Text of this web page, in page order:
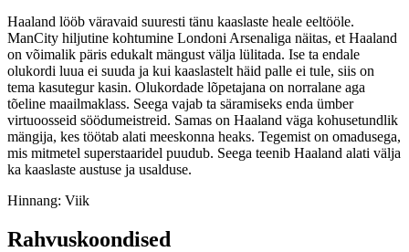
Haaland lööb väravaid suuresti tänu kaaslaste heale eeltööle.
ManCity hiljutine kohtumine Londoni Arsenaliga näitas, et Haaland
on võimalik päris edukalt mängust välja lülitada. Ise ta endale
olukordi luua ei suuda ja kui kaaslastelt häid palle ei tule, siis on
tema kasutegur kasin. Olukordade lõpetajana on norralane aga
tõeline maailmaklass. Seega vajab ta säramiseks enda ümber
virtuoosseid söödumeistreid. Samas on Haaland väga kohusetundlik
mängija, kes töötab alati meeskonna heaks. Tegemist on omadusega,
mis mitmetel superstaaridel puudub. Seega teenib Haaland alati välja
ka kaaslaste austuse ja usalduse.
Hinnang: Viik
Rahvuskoondised